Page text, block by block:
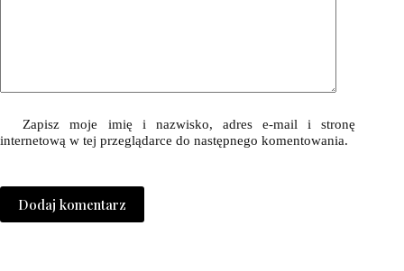
Zapisz moje imię i nazwisko, adres e-mail i stronę
internetową w tej przeglądarce do następnego komentowania.
Dodaj komentarz